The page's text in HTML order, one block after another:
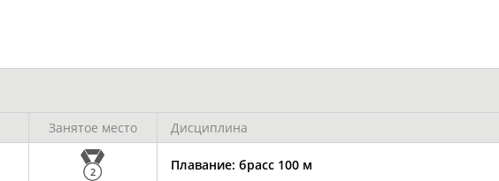
Занятое место Дисциплина
2 Плавание: брасс 100 м